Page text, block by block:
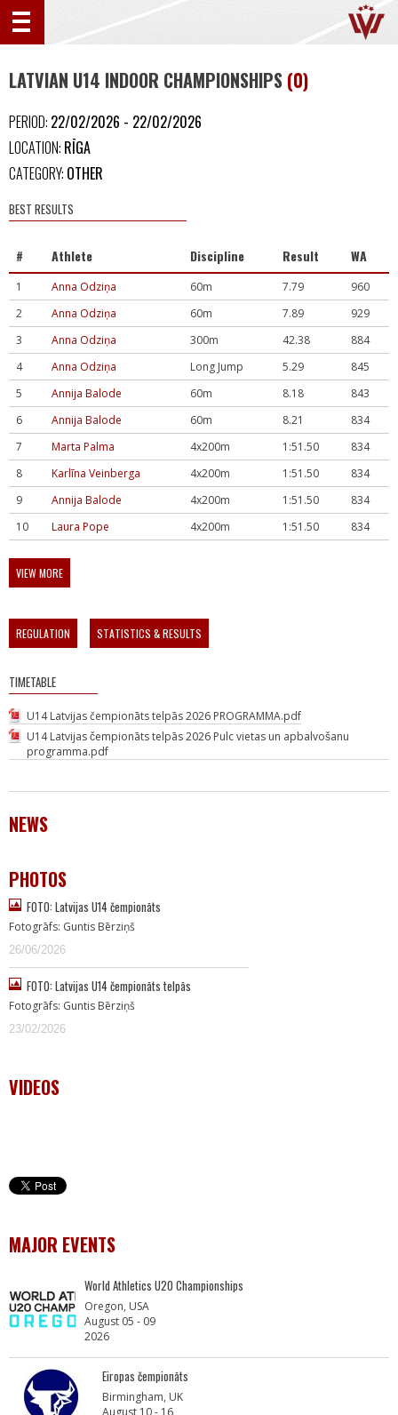
LATVIAN U14 INDOOR CHAMPIONSHIPS (0)
PERIOD: 22/02/2026 - 22/02/2026
LOCATION: RĪGA
CATEGORY: OTHER
BEST RESULTS
# Athlete Discipline Result WA
1 Anna Odziņa 60m 7.79
960
2
Anna Odziņa 60m 7.89
929
3
Anna Odziņa 300m 42.38
884
4
Anna Odziņa Long Jump 5.29
845
5
Annija Balode 60m 8.18
843
6
Annija Balode 60m 8.21
834
7
Marta Palma 4x200m 1:51.50
834
8
Karlīna Veinberga 4x200m 1:51.50
834
9
Annija Balode 4x200m 1:51.50
834
10
Laura Pope 4x200m 1:51.50 834
VIEW MORE
REGULATION STATISTICS & RESULTS
TIMETABLE
U14 Latvijas čempionāts telpās 2026 PROGRAMMA.pdf
U14 Latvijas čempionāts telpās 2026 Pulc vietas un apbalvošanu
programma.pdf
NEWS
PHOTOS
FOTO: Latvijas U14 čempionāts
Fotogrāfs: Guntis Bērziņš
26/06/2026
FOTO: Latvijas U14 čempionāts telpās
Fotogrāfs: Guntis Bērziņš
23/02/2026
VIDEOS
MAJOR EVENTS
World Athletics U20 Championships
Oregon, USA
August 05 - 09
2026
Eiropas čempionāts
Birmingham, UK
August 10 - 16